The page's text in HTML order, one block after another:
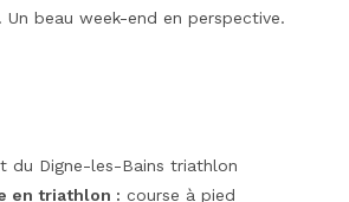
beau week-end en perspective.
du Digne-les-Bains triathlon
en triathlon : course à pied